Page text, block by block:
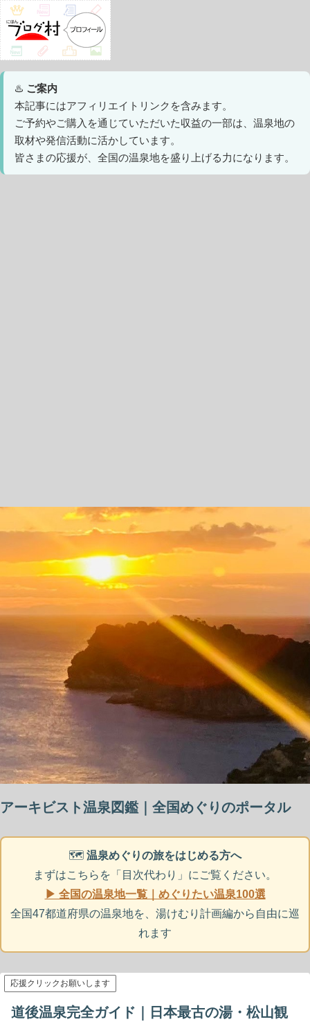
♨️ ご案内
本記事にはアフィリエイトリンクを含みます。
ご予約やご購入を通じていただいた収益の一部は、温泉地の
取材や発信活動に活かしています。
皆さまの応援が、全国の温泉地を盛り上げる力になります。
アーキビスト温泉図鑑｜全国めぐりのポータル
🗺️ 温泉めぐりの旅をはじめる方へ
まずはこちらを「目次代わり」にご覧ください。
▶ 全国の温泉地一覧｜めぐりたい温泉100選
全国47都道府県の温泉地を、湯けむり計画編から自由に巡
れます
応援クリックお願いします
道後温泉完全ガイド｜日本最古の湯・松山観